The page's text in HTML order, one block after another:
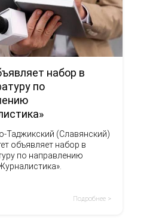
набор в
по
Таджикский (Славянский)
объявляет набор в
по направлению
Подробнее >